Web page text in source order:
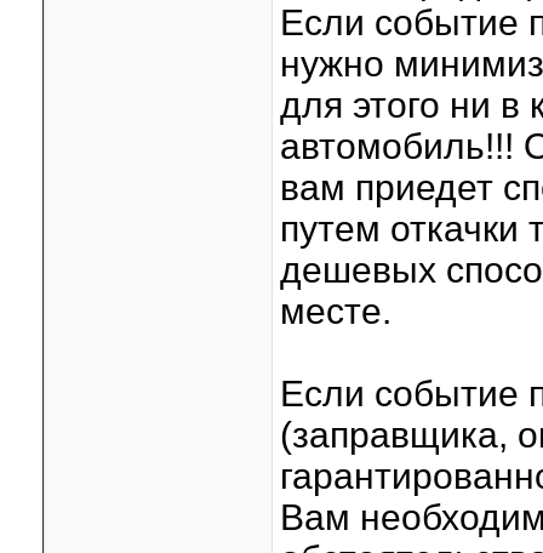
Если событие
нужно
для этого ни в
автомобиль!!!
вам приедет
путем
дешевых
месте.
Если событие
(заправщика,
Вам